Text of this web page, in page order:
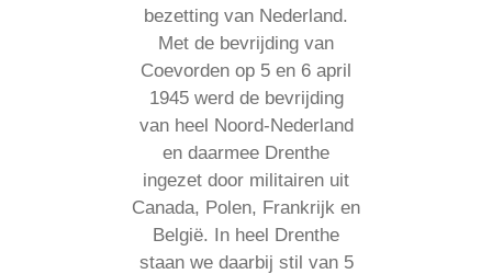
bezetting van Nederland.
Met de bevrijding van
Coevorden op 5 en 6 april
1945 werd de bevrijding
van heel Noord-Nederland
en daarmee Drenthe
ingezet door militairen uit
Canada, Polen, Frankrijk en
België. In heel Drenthe
staan we daarbij stil van 5